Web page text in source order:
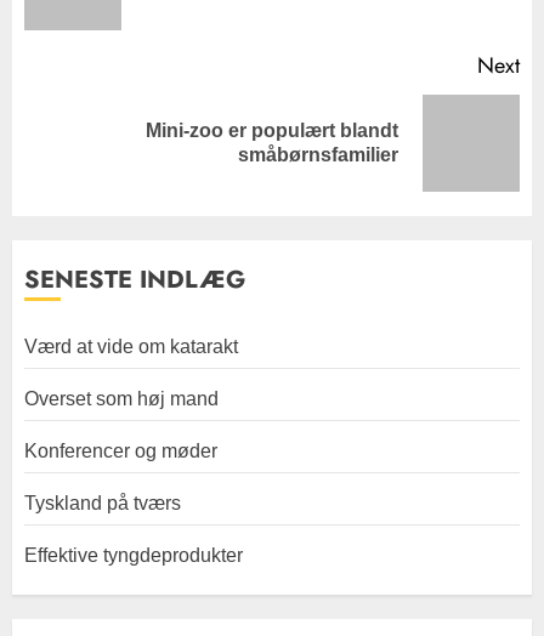
Next
Mini-zoo er populært blandt
småbørnsfamilier
SENESTE INDLÆG
Værd at vide om katarakt
Overset som høj mand
Konferencer og møder
Tyskland på tværs
Effektive tyngdeprodukter